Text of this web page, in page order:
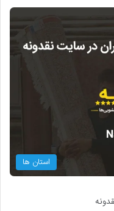
استان ها